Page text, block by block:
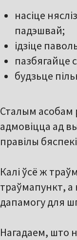
насіце
падэшвай;
ідзіце
пазбягайце
будзьце
Сталым асобам
адмовіцца ад
правілы
Калі ўсё ж
траўмапункт, а
дапамогу для
Нагадаем, што